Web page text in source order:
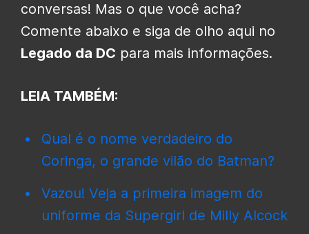
conversas! Mas o que você acha?
Comente abaixo e siga de olho aqui no
Legado da DC para mais informações.
LEIA TAMBÉM:
Qual é o nome verdadeiro do
Coringa, o grande vilão do Batman?
Vazou! Veja a primeira imagem do
uniforme da Supergirl de Milly Alcock